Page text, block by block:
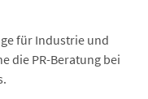
für Industrie und
die PR-Beratung bei